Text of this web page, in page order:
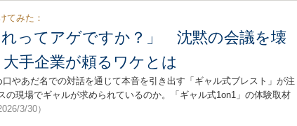
てみた：
れってアゲですか？」 沈黙の会議を壊
手企業が頼るワケとは
口やあだ名での対話を通じて本音を引き出す「ギャル式ブレスト」が注
の現場でギャルが求められているのか。「ギャル式1on1」の体験取材
3/30）